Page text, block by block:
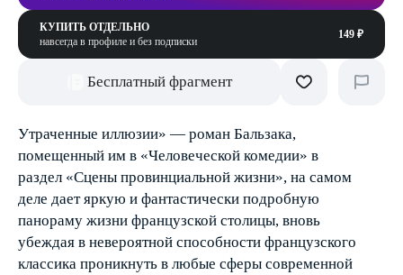
КУПИТЬ ОТДЕЛЬНО
навсегда в профиле и без подписки
149 ₽
Бесплатный фрагмент
Утраченные иллюзии» — роман Бальзака,
помещенный им в «Человеческой комедии» в
раздел «Сцены провинциальной жизни», на самом
деле дает яркую и фантастически подробную
панораму жизни французской столицы, вновь
убеждая в невероятной способности французского
классика проникнуть в любые сферы современной